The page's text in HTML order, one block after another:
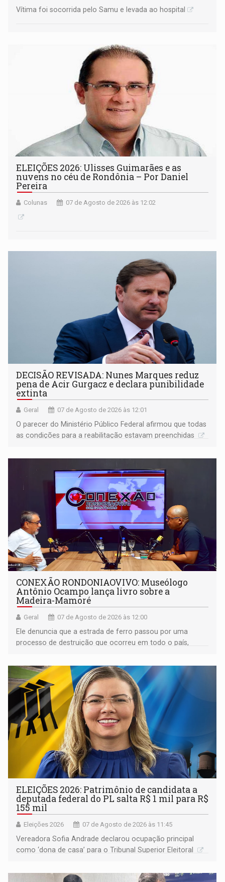
Vítima foi socorrida pelo Samu e levada ao hospital
ELEIÇÕES 2026: Ulisses Guimarães e as
nuvens no céu de Rondônia – Por Daniel
Pereira
Colunas 07 de Agosto de 2026 às 12:02
DECISÃO REVISADA: Nunes Marques reduz
pena de Acir Gurgacz e declara punibilidade
extinta
Geral 07 de Agosto de 2026 às 12:01
O parecer do Ministério Público Federal afirmou que todas
as condições para a reabilitação estavam preenchidas
CONEXÃO RONDONIAOVIVO: Museólogo
Antônio Ocampo lança livro sobre a
Madeira-Mamoré
Geral 07 de Agosto de 2026 às 12:00
Ele denuncia que a estrada de ferro passou por uma
processo de destruição que ocorreu em todo o país,
ELEIÇÕES 2026: Patrimônio de candidata a
deputada federal do PL salta R$ 1 mil para R$
155 mil
Eleições 2026 07 de Agosto de 2026 às 11:45
Vereadora Sofia Andrade declarou ocupação principal
como ‘dona de casa’ para o Tribunal Superior Eleitoral